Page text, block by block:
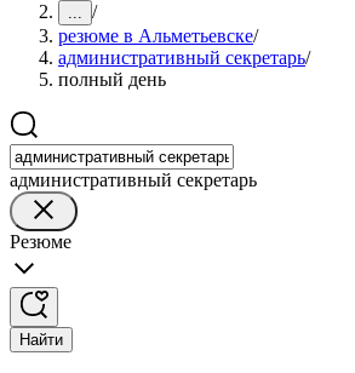
... /
резюме в Альметьевске/
административный секретарь/
полный день
административный секретарь
Резюме
Найти